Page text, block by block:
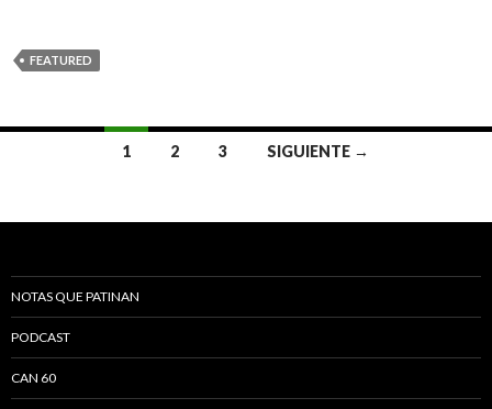
FEATURED
1 2 3 SIGUIENTE →
NOTAS QUE PATINAN
PODCAST
CAN 60